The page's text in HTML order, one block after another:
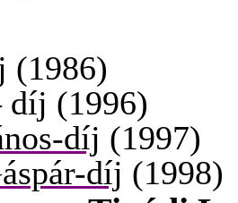
(1986)
díj (1996)
díj (1997)
díj (1998)